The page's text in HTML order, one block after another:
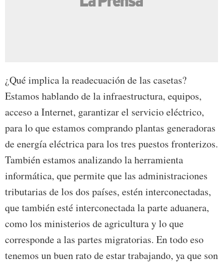
¿Qué implica la readecuación de las casetas?
Estamos hablando de la infraestructura, equipos,
acceso a Internet, garantizar el servicio eléctrico,
para lo que estamos comprando plantas generadoras
de energía eléctrica para los tres puestos fronterizos.
También estamos analizando la herramienta
informática, que permite que las administraciones
tributarias de los dos países, estén interconectadas,
que también esté interconectada la parte aduanera,
como los ministerios de agricultura y lo que
corresponde a las partes migratorias. En todo eso
tenemos un buen rato de estar trabajando, ya que son